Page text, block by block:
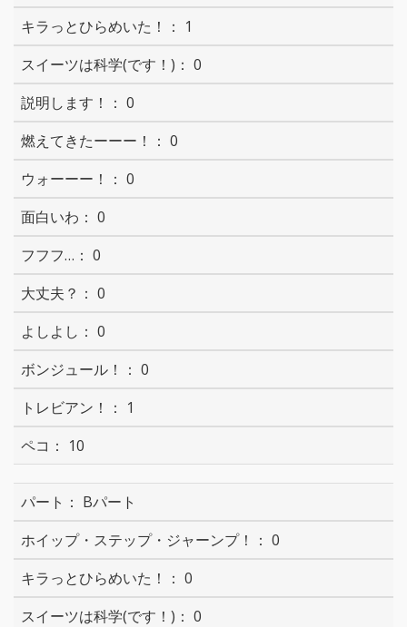
1
0
0
0
0
0
0
0
0
0
1
10
Bパート
0
0
0